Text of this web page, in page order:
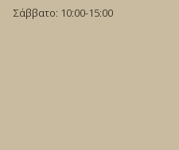
Σάββατο: 10:00-15:00